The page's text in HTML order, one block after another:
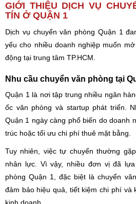
GIỚI THIỆU DỊCH VỤ
TÍN Ở QUẬN 1
Dịch vụ chuyển văn phòng Quận 1
yếu cho nhiều doanh nghiệp muốn
động tại trung tâm TP.HCM.
Nhu cầu chuyển văn phòng tại
Quận 1 là nơi tập trung nhiều ngân
ốc văn phòng và startup phát triển.
Quận 1 ngày càng phổ biến do doanh
trúc hoặc tối ưu chi phí thuê mặt bằng.
Tuy nhiên, việc tự chuyển thường
nhân lực. Vì vậy, nhiều đơn vị đã
phòng Quận 1, đặc biệt là chuyển
đảm bảo hiệu quả, tiết kiệm chi phí và